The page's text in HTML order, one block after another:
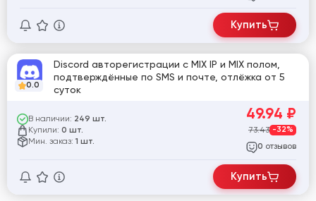
Купить
0.0
Discord авторегистрации с MIX IP и MIX полом,
подтверждённые по SMS и почте, отлёжка от 5
суток
В наличии: 249 шт.
Купили: 0 шт.
Мин. заказ: 1 шт.
49.94 ₽
73.43 -32%
0 отзывов
Купить